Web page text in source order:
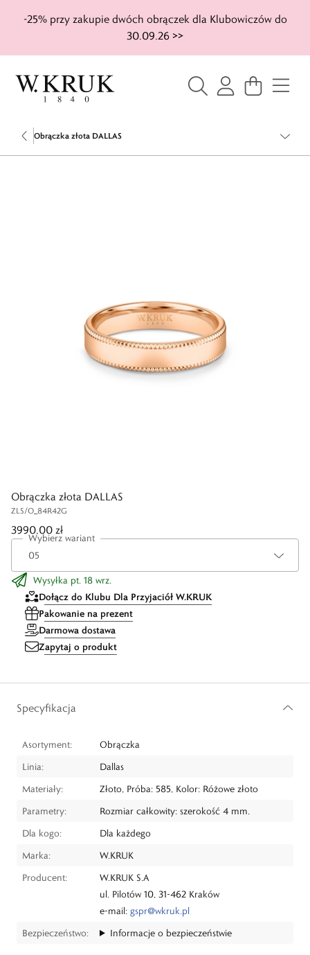
-25% przy zakupie dwóch obrączek dla Klubowiczów do
30.09.26 >>
Obrączka złota DALLAS
Obrączka złota DALLAS
ZLS/O_84R42G
3990,00 zł
Wybierz wariant
Wysyłka pt. 18 wrz.
Dołącz do Klubu Dla Przyjaciół W.KRUK
Pakowanie na prezent
Darmowa dostawa
Zapytaj o produkt
Specyfikacja
Asortyment:
Obrączka
Linia:
Dallas
Materiały:
Złoto, Próba: 585, Kolor: Różowe złoto
Parametry:
Rozmiar całkowity: szerokość 4 mm.
Dla kogo:
Dla każdego
Marka:
W.KRUK
Producent:
W.KRUK S.A
ul. Pilotów 10, 31-462 Kraków
e-mail: gspr@wkruk.pl
Bezpieczeństwo:
Informacje o bezpieczeństwie